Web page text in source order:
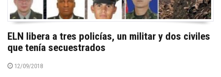
ELN libera a tres policías, un militar y dos civiles
que tenía secuestrados
12/09/2018